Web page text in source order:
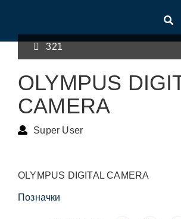
321
OLYMPUS
CAMERA
Super User
OLYMPUS DIGITAL CAMERA
Позначки